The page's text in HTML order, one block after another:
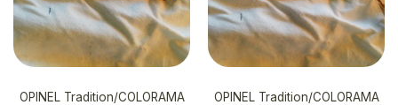
OPINEL Tradition/COLORAMA
OPINEL Tradition/COLORAMA